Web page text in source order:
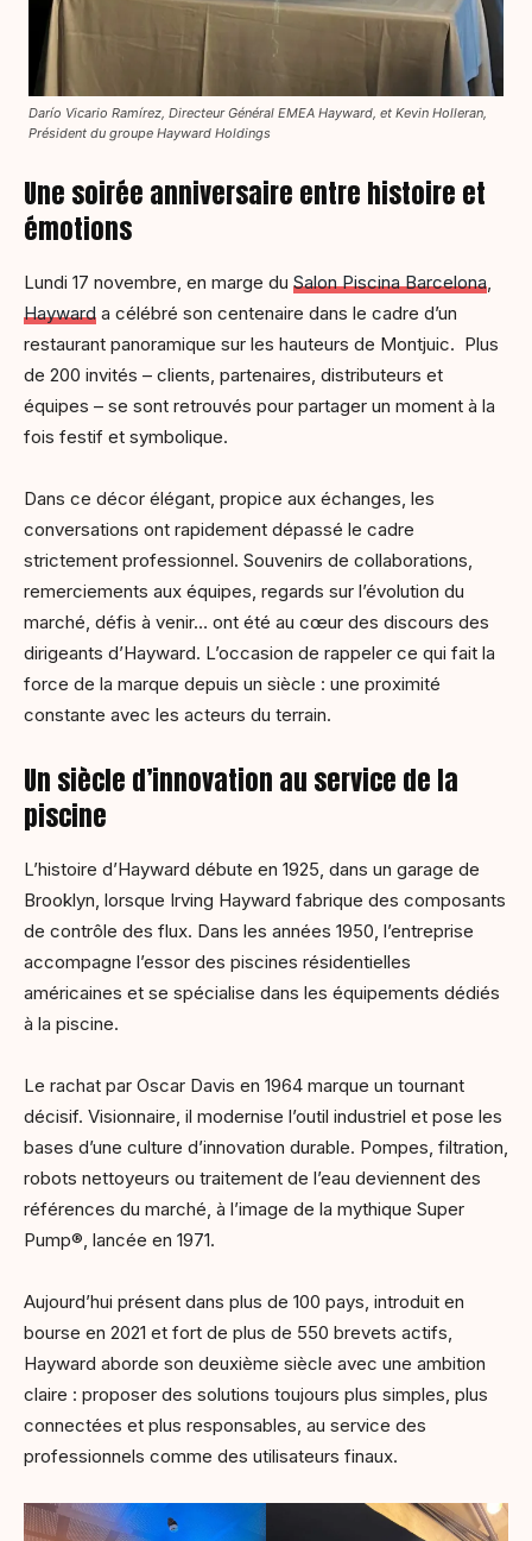
Darío Vicario Ramírez, Directeur Général EMEA Hayward, et Kevin Holleran,
Président du groupe Hayward Holdings
Une soirée anniversaire entre histoire et
émotions
Lundi 17 novembre, en marge du Salon Piscina Barcelona,
Hayward a célébré son centenaire dans le cadre d’un
restaurant panoramique sur les hauteurs de Montjuic. Plus
de 200 invités – clients, partenaires, distributeurs et
équipes – se sont retrouvés pour partager un moment à la
fois festif et symbolique.
Dans ce décor élégant, propice aux échanges, les
conversations ont rapidement dépassé le cadre
strictement professionnel. Souvenirs de collaborations,
remerciements aux équipes, regards sur l’évolution du
marché, défis à venir… ont été au cœur des discours des
dirigeants d’Hayward. L’occasion de rappeler ce qui fait la
force de la marque depuis un siècle : une proximité
constante avec les acteurs du terrain.
Un siècle d’innovation au service de la
piscine
L’histoire d’Hayward débute en 1925, dans un garage de
Brooklyn, lorsque Irving Hayward fabrique des composants
de contrôle des flux. Dans les années 1950, l’entreprise
accompagne l’essor des piscines résidentielles
américaines et se spécialise dans les équipements dédiés
à la piscine.
Le rachat par Oscar Davis en 1964 marque un tournant
décisif. Visionnaire, il modernise l’outil industriel et pose les
bases d’une culture d’innovation durable. Pompes, filtration,
robots nettoyeurs ou traitement de l’eau deviennent des
références du marché, à l’image de la mythique Super
Pump®, lancée en 1971.
Aujourd’hui présent dans plus de 100 pays, introduit en
bourse en 2021 et fort de plus de 550 brevets actifs,
Hayward aborde son deuxième siècle avec une ambition
claire : proposer des solutions toujours plus simples, plus
connectées et plus responsables, au service des
professionnels comme des utilisateurs finaux.